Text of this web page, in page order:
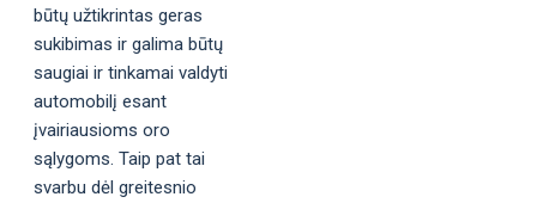
būtų užtikrintas geras
sukibimas ir galima būtų
saugiai ir tinkamai valdyti
automobilį esant
įvairiausioms oro
sąlygoms. Taip pat tai
svarbu dėl greitesnio